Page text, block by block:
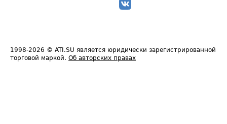
1998-2026 © ATI.SU является юридически зарегистрированной
торговой маркой. Об авторских правах